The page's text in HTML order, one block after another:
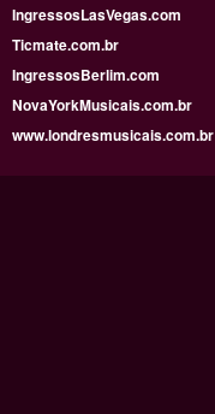
IngressosLasVegas.com
Ticmate.com.br
IngressosBerlim.com
NovaYorkMusicais.com.br
www.londresmusicais.com.br